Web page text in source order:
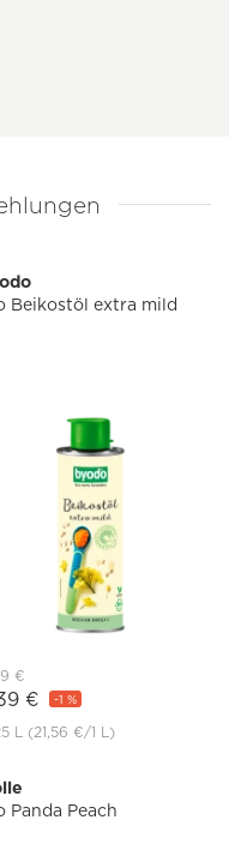
Beikostöl extra mild
€
€ -1 %
L (21,56 €/1 L)
Panda Peach